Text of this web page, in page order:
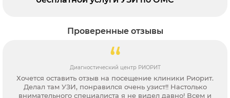
Проверенные отзывы
Диагностический центр РИОРИТ
Хочется оставить отзыв на посещение клиники Риорит.
Делал там УЗИ, понравился очень узист!! Настолько
внимательного специалиста я не видел давно! Всем и